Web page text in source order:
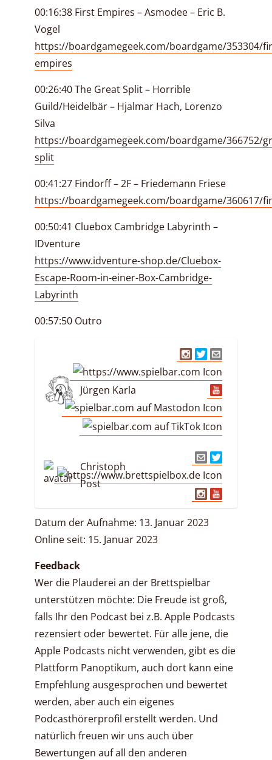
00:16:38 First Empires – Asmodee – Eric B.
Vogel
https://boardgamegeek.com/boardgame/353304/
empires
00:26:40 The Great Split – Horrible
Guild/Heidelbär – Hjalmar Hach, Lorenzo
Silva
https://boardgamegeek.com/boardgame/366752/
split
00:41:27 Findorff – 2F – Friedemann Friese
https://boardgamegeek.com/boardgame/360617/
00:50:41 Cluebox Cambridge Labyrinth –
IDventure
https://www.idventure-shop.de/Cluebox-
Escape-Room-in-einer-Box-Cambridge-
Labyrinth
00:57:50 Outro
Jürgen Karla
Christoph
Post
Datum der Aufnahme: 13. Januar 2023
Online seit: 15. Januar 2023
Feedback
Wer die Plauderei an der Brettspielbar
unterstützen möchte: Die Freude ist groß,
falls Ihr den Podcast bei z.B. Apple Podcasts
rezensiert oder bewertet. Für alle jene, die
Apple Podcasts nicht verwenden, gibt es die
Plattform Panoptikum, auch dort kann eine
Empfehlung ausgesprochen und bewertet
werden, aber auch ein eigenes
Podcasthörerprofil erstellt werden. Und
natürlich freuen wir uns auch über
Bewertungen auf all den anderen